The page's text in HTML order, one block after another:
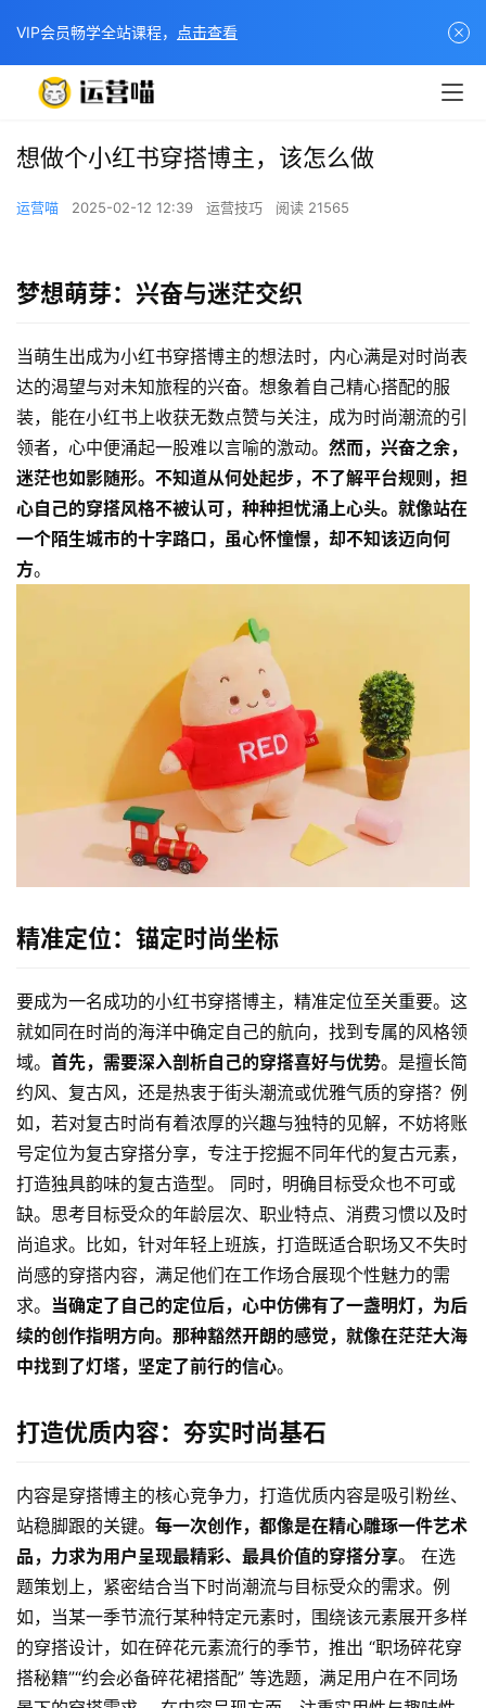
想做个小红书穿搭博主，该怎么做
运营喵 2025-02-12 12:39 运营技巧 阅读 21565
梦想萌芽：兴奋与迷茫交织
当萌生出成为小红书穿搭博主的想法时，内心满是对时尚表
达的渴望与对未知旅程的兴奋。想象着自己精心搭配的服
装，能在小红书上收获无数点赞与关注，成为时尚潮流的引
领者，心中便涌起一股难以言喻的激动。 然而，兴奋之余，
迷茫也如影随形。不知道从何处起步，不了解平台规则，担
心自己的穿搭风格不被认可，种种担忧涌上心头。就像站在
一个陌生城市的十字路口，虽心怀憧憬，却不知该迈向何
方。
精准定位：锚定时尚坐标
要成为一名成功的小红书穿搭博主，精准定位至关重要。这
就如同在时尚的海洋中确定自己的航向，找到专属的风格领
域。 首先，需要深入剖析自己的穿搭喜好与优势。是擅长简
约风、复古风，还是热衷于街头潮流或优雅气质的穿搭？例
如，若对复古时尚有着浓厚的兴趣与独特的见解，不妨将账
号定位为复古穿搭分享，专注于挖掘不同年代的复古元素，
打造独具韵味的复古造型。 同时，明确目标受众也不可或
缺。思考目标受众的年龄层次、职业特点、消费习惯以及时
尚追求。比如，针对年轻上班族，打造既适合职场又不失时
尚感的穿搭内容，满足他们在工作场合展现个性魅力的需
求。 当确定了自己的定位后，心中仿佛有了一盏明灯，为后
续的创作指明方向。那种豁然开朗的感觉，就像在茫茫大海
中找到了灯塔，坚定了前行的信心。
打造优质内容：夯实时尚基石
内容是穿搭博主的核心竞争力，打造优质内容是吸引粉丝、
站稳脚跟的关键。 每一次创作，都像是在精心雕琢一件艺术
品，力求为用户呈现最精彩、最具价值的穿搭分享。 在选
题策划上，紧密结合当下时尚潮流与目标受众的需求。例
如，当某一季节流行某种特定元素时，围绕该元素展开多样
的穿搭设计，如在碎花元素流行的季节，推出 “职场碎花穿
搭秘籍”“约会必备碎花裙搭配” 等选题，满足用户在不同场
VIP会员畅学全站课程， 点击查看